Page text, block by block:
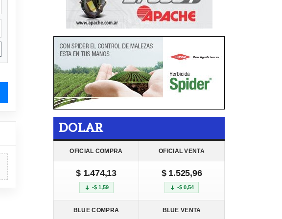
DOLAR
OFICIAL COMPRA OFICIAL VENTA
$ 1.474,13
-$ 1,59
$ 1.525,96
-$ 0,54
BLUE COMPRA BLUE VENTA